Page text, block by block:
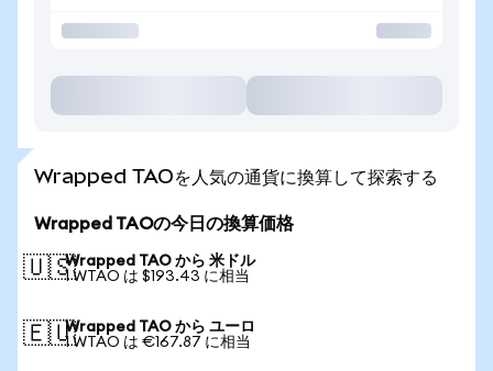
Wrapped TAOを人気の通貨に換算して探索する
Wrapped TAOの今日の換算価格
🇺🇸Wrapped TAO から 米ドル
1 WTAO は $193.43 に相当
🇪🇺Wrapped TAO から ユーロ
1 WTAO は €167.87 に相当